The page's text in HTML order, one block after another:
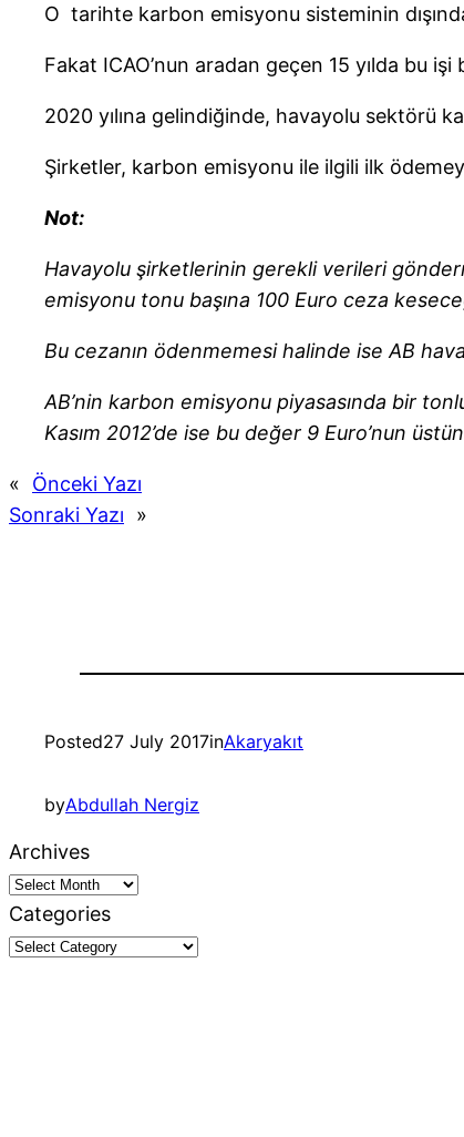
O tarihte karbon emisyonu sisteminin
Fakat ICAO’nun aradan geçen 15 yılda bu
2020 yılına gelindiğinde, havayolu sektörü
Şirketler, karbon emisyonu ile ilgili ilk ödemeyi
Not:
Havayolu şirketlerinin gerekli verileri
emisyonu tonu başına 100 Euro ceza
Bu cezanın ödenmemesi halinde ise AB
AB’nin karbon emisyonu piyasasında bir
Kasım 2012’de ise bu değer 9 Euro’nun
«
Önceki Yazı
Sonraki Yazı
»
Posted27 July 2017inAkaryakıt
byAbdullah Nergiz
Archives
Categories